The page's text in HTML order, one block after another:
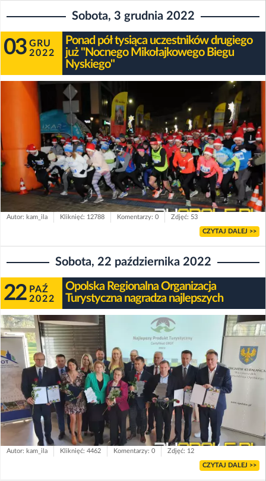
Sobota, 3 grudnia 2022
03 GRU
2022
Ponad pół tysiąca uczestników drugiego
już "Nocnego Mikołajkowego Biegu
Nyskiego"
Autor: kam_ila Kliknięć: 12788 Komentarzy: 0 Zdjęć: 53
CZYTAJ DALEJ >>
Sobota, 22 października 2022
22 PAŹ
2022
Opolska Regionalna Organizacja
Turystyczna nagradza najlepszych
Autor: kam_ila Kliknięć: 4462 Komentarzy: 0 Zdjęć: 12
CZYTAJ DALEJ >>